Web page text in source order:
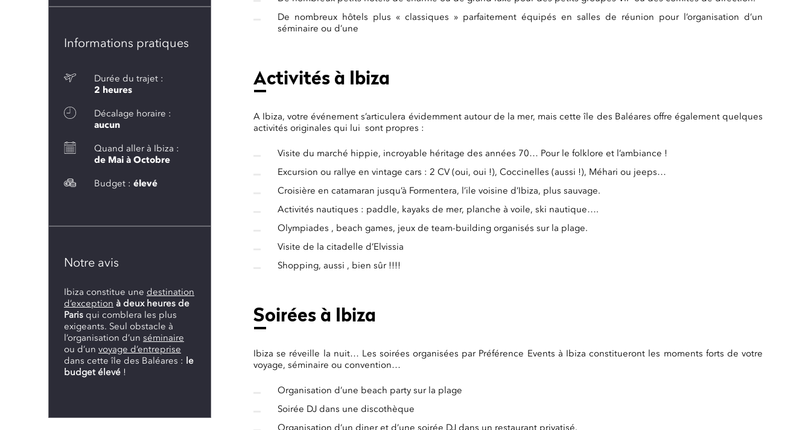
Informations pratiques
Durée du trajet :
2 heures
Décalage horaire :
aucun
Quand aller à Ibiza :
de Mai à Octobre
Budget : élevé
Notre avis
Ibiza constitue une destination
d’exception à deux heures de
Paris qui comblera les plus
exigeants. Seul obstacle à
l’organisation d’un séminaire
ou d’un voyage d’entreprise
dans cette île des Baléares : le
budget élevé !
De nombreux hôtels plus « classiques » parfaitement équipés en salles de réunion pour l’organisation d’un
séminaire ou d’une
Activités à Ibiza
A Ibiza, votre événement s’articulera évidemment autour de la mer, mais cette île des Baléares offre également quelques
activités originales qui lui sont propres :
Visite du marché hippie, incroyable héritage des années 70… Pour le folklore et l’ambiance !
Excursion ou rallye en vintage cars : 2 CV (oui, oui !), Coccinelles (aussi !), Méhari ou jeeps…
Croisière en catamaran jusqu’à Formentera, l’ile voisine d’Ibiza, plus sauvage.
Activités nautiques : paddle, kayaks de mer, planche à voile, ski nautique….
Olympiades , beach games, jeux de team-building organisés sur la plage.
Visite de la citadelle d’Elvissia
Shopping, aussi , bien sûr !!!!
Soirées à Ibiza
Ibiza se réveille la nuit… Les soirées organisées par Préférence Events à Ibiza constitueront les moments forts de votre
voyage, séminaire ou convention…
Organisation d’une beach party sur la plage
Soirée DJ dans une discothèque
Organisation d’un diner et d’une soirée DJ dans un restaurant privatisé.